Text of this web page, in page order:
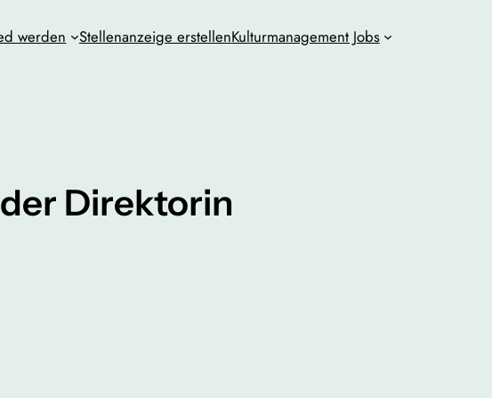
werden Stellenanzeige erstellenKulturmanagement Jobs
Direktorin